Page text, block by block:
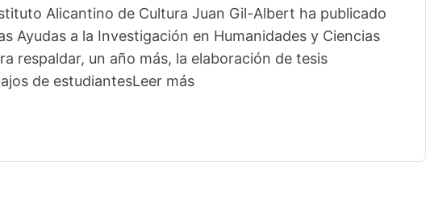
Alicantino de Cultura Juan Gil-Albert ha publicado
Ayudas a la Investigación en Humanidades y Ciencias
respaldar, un año más, la elaboración de tesis
de estudiantesLeer más